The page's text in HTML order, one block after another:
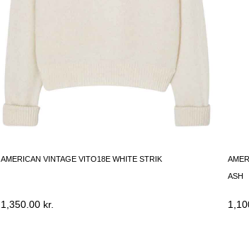
AMERICAN VINTAGE VITO18E WHITE STRIK
1,350.00 kr.
ASH